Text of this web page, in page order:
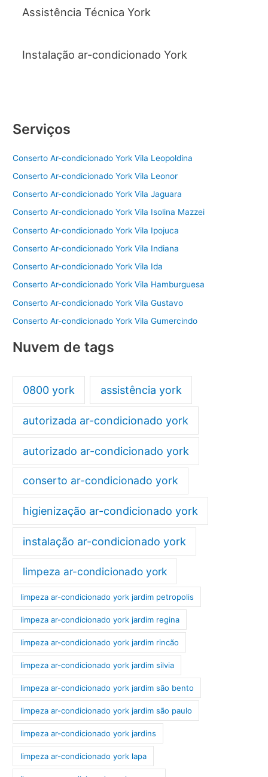
Assistência Técnica York
Instalação ar-condicionado York
Serviços
Conserto Ar-condicionado York Vila Leopoldina
Conserto Ar-condicionado York Vila Leonor
Conserto Ar-condicionado York Vila Jaguara
Conserto Ar-condicionado York Vila Isolina Mazzei
Conserto Ar-condicionado York Vila Ipojuca
Conserto Ar-condicionado York Vila Indiana
Conserto Ar-condicionado York Vila Ida
Conserto Ar-condicionado York Vila Hamburguesa
Conserto Ar-condicionado York Vila Gustavo
Conserto Ar-condicionado York Vila Gumercindo
Nuvem de tags
0800 york assistência york
autorizada ar-condicionado york
autorizado ar-condicionado york
conserto ar-condicionado york
higienização ar-condicionado york
instalação ar-condicionado york
limpeza ar-condicionado york
limpeza ar-condicionado york jardim petropolis
limpeza ar-condicionado york jardim regina
limpeza ar-condicionado york jardim rincão
limpeza ar-condicionado york jardim silvia
limpeza ar-condicionado york jardim são bento
limpeza ar-condicionado york jardim são paulo
limpeza ar-condicionado york jardins
limpeza ar-condicionado york lapa